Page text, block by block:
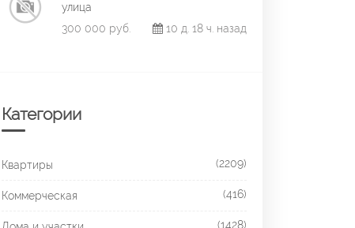
улица
300 000 руб.
10 д. 18 ч. назад
Категории
Квартиры (2209)
Коммерческая (416)
(1428)